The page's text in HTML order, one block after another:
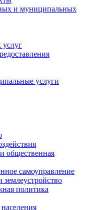
и муниципальных
услуги
общественная
самоуправление
политика